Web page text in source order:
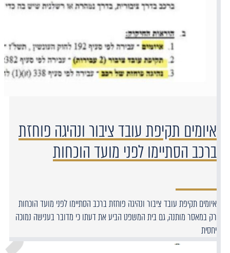
איומים תקיפת עובד ציבור ונהיגה פוחזת
ברכב הסתיימו לפני מועד הוכחות
איומים תקיפת עובד ציבור ונהיגה פוחזת ברכב הסתיימו לפני מועד הוכחות
רק במאסר מותנה, גם בית המשפט הביע את דעתו כי מדובר בענישה נמוכה
יחסית